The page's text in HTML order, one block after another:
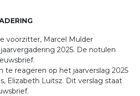
voorzitter, Marcel Mulder
2025. De notulen
te reageren op het jaarverslag 2025
Elizabeth Luitsz. Dit verslag staat